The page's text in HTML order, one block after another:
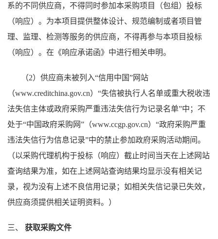
系的不同供应商，不得同时参加本采购项目（包组）投标
（响应）。为本项目提供整体设计、规范编制或者项目管
理、监理、检测等服务的供应商，不得再参与本项目投标
（响应）。在《响应承诺函》中进行相关申明。
（2）供应商未被列入“信用中国”网站
（www.creditchina.gov.cn）“失信被执行人名单或重大税收违
法失信主体或政府采购严重违法失信行为记录名单”中；不
处于“中国政府采购网”（www.ccgp.gov.cn）“政府采购严重
违法失信行为信息记录”中的禁止参加政府采购活动期间。
（以采购代理机构于投标（响应）截止时间当天在上述网站
查询结果为准，如在上述网站查询结果均显示没有相关记
录，视为没有上述不良信用记录；如相关失信记录已失效，
供应商须提供相关证明资料。）
三、 获取采购文件